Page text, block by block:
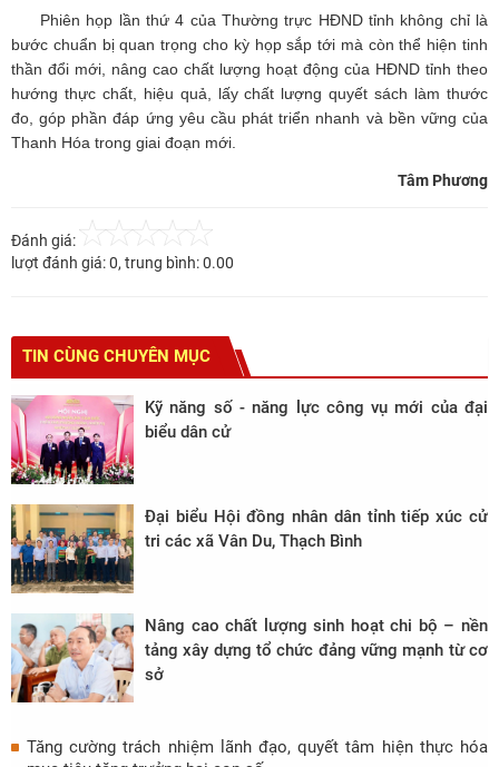
Phiên họp lần thứ 4 của Thường trực HĐND tỉnh không chỉ là
bước chuẩn bị quan trọng cho kỳ họp sắp tới mà còn thể hiện tinh
thần đổi mới, nâng cao chất lượng hoạt động của HĐND tỉnh theo
hướng thực chất, hiệu quả, lấy chất lượng quyết sách làm thước
đo, góp phần đáp ứng yêu cầu phát triển nhanh và bền vững của
Thanh Hóa trong giai đoạn mới.
Tâm Phương
Đánh giá:
lượt đánh giá:0, trung bình:0.00
TIN CÙNG CHUYÊN MỤC
Kỹ năng số - năng lực công vụ mới của đại
biểu dân cử
Đại biểu Hội đồng nhân dân tỉnh tiếp xúc cử
tri các xã Vân Du, Thạch Bình
Nâng cao chất lượng sinh hoạt chi bộ – nền
tảng xây dựng tổ chức đảng vững mạnh từ cơ
sở
Tăng cường trách nhiệm lãnh đạo, quyết tâm hiện thực hóa